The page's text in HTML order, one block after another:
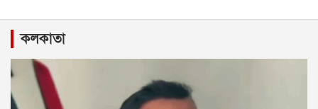
কলকাতা